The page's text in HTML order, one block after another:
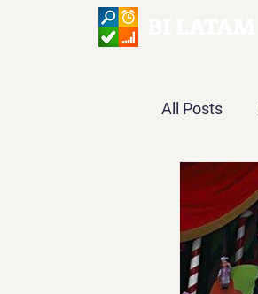
All Posts
Opinión